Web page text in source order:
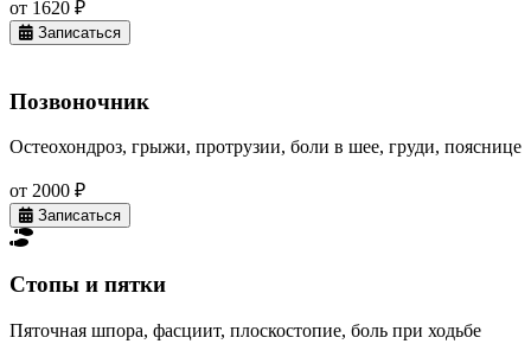
от 1620 ₽
Записаться
Позвоночник
Остеохондроз, грыжи, протрузии, боли в шее, груди, пояснице
от 2000 ₽
Записаться
Стопы и пятки
Пяточная шпора, фасциит, плоскостопие, боль при ходьбе